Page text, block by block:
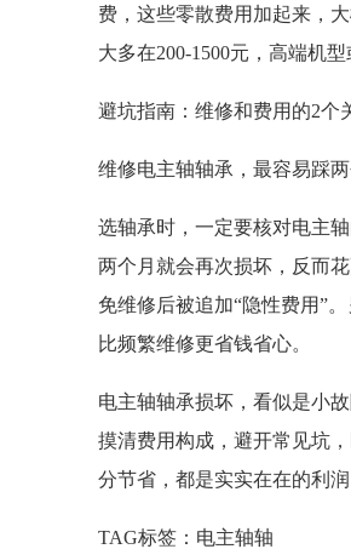
费，这些零散费用加起来，
大多在200-1500元，高端机
避坑指南：维修和费用的2个
维修电主轴轴承，最容易踩
选轴承时，一定要核对电主
两个月就会再次损坏，反而
免维修后被追加“隐性费用”
比频繁维修更省钱省心。
电主轴轴承损坏，看似是小
摸清费用构成，避开常见坑
分节省，都是实实在在的利
TAG标签： 电主轴轴